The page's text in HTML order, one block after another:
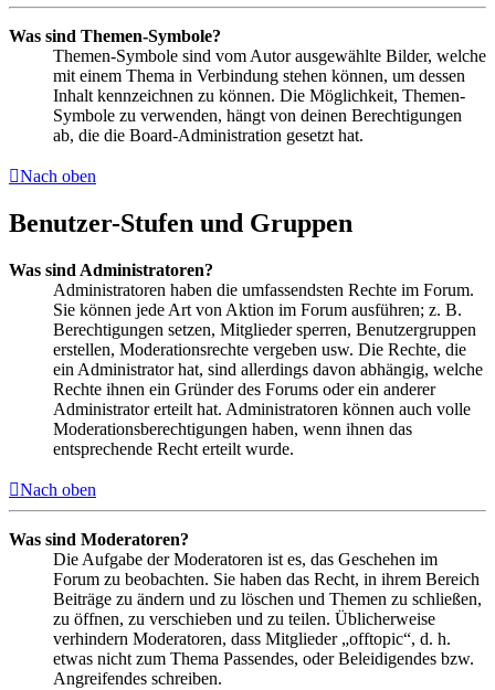
Was sind Themen-Symbole?
Themen-Symbole sind vom Autor ausgewählte Bilder, welche
mit einem Thema in Verbindung stehen können, um dessen
Inhalt kennzeichnen zu können. Die Möglichkeit, Themen-
Symbole zu verwenden, hängt von deinen Berechtigungen
ab, die die Board-Administration gesetzt hat.
Nach oben
Benutzer-Stufen und Gruppen
Was sind Administratoren?
Administratoren haben die umfassendsten Rechte im Forum.
Sie können jede Art von Aktion im Forum ausführen; z. B.
Berechtigungen setzen, Mitglieder sperren, Benutzergruppen
erstellen, Moderationsrechte vergeben usw. Die Rechte, die
ein Administrator hat, sind allerdings davon abhängig, welche
Rechte ihnen ein Gründer des Forums oder ein anderer
Administrator erteilt hat. Administratoren können auch volle
Moderationsberechtigungen haben, wenn ihnen das
entsprechende Recht erteilt wurde.
Nach oben
Was sind Moderatoren?
Die Aufgabe der Moderatoren ist es, das Geschehen im
Forum zu beobachten. Sie haben das Recht, in ihrem Bereich
Beiträge zu ändern und zu löschen und Themen zu schließen,
zu öffnen, zu verschieben und zu teilen. Üblicherweise
verhindern Moderatoren, dass Mitglieder „offtopic“, d. h.
etwas nicht zum Thema Passendes, oder Beleidigendes bzw.
Angreifendes schreiben.